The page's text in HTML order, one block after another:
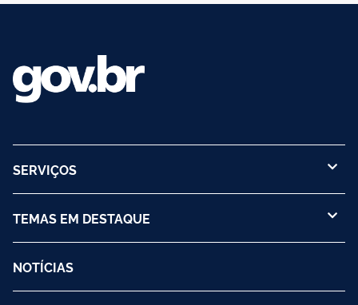
SERVIÇOS
TEMAS EM DESTAQUE
NOTÍCIAS